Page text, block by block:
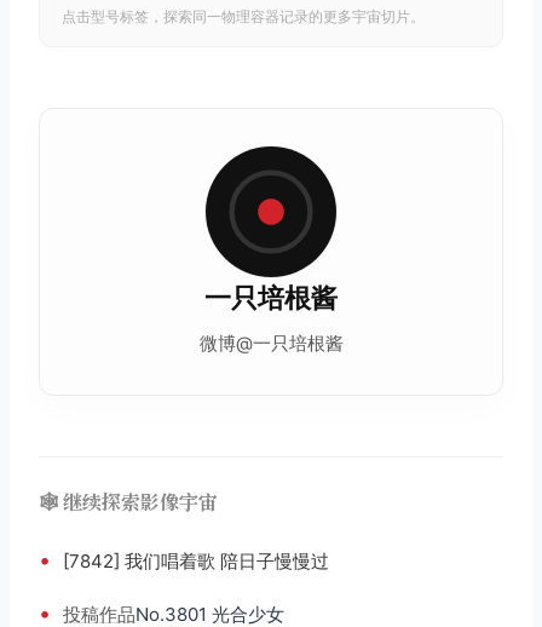
点击型号标签，探索同一物理容器记录的更多宇宙切片。
一只培根酱
微博@一只培根酱
🕸️ 继续探索影像宇宙
• [7842] 我们唱着歌 陪日子慢慢过
• 投稿作品No.3801 光合少女